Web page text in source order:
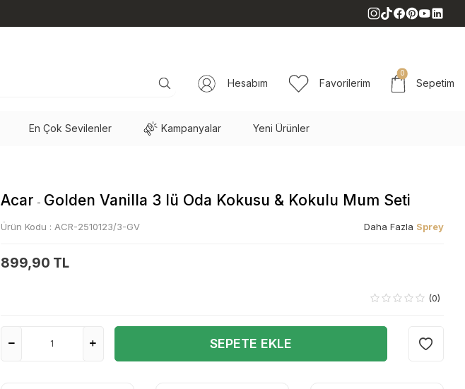
Hesabım Favorilerim
0
Sepetim
En Çok Sevilenler Kampanyalar Yeni Ürünler
Acar - Golden Vanilla 3 lü Oda Kokusu & Kokulu Mum Seti
Ürün Kodu : ACR-2510123/3-GV Daha Fazla Sprey
899,90 TL
(0)
SEPETE EKLE